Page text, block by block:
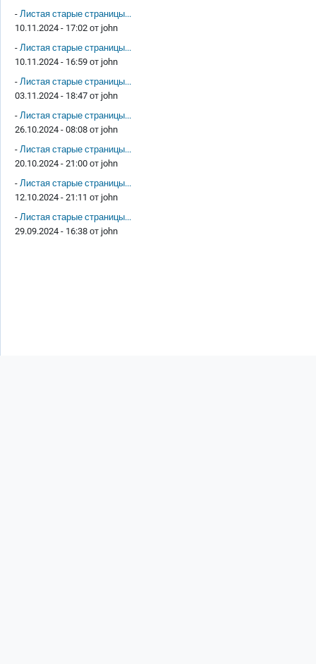
- Листая старые страницы...
10.11.2024 - 17:02 от john
- Листая старые страницы...
10.11.2024 - 16:59 от john
- Листая старые страницы...
03.11.2024 - 18:47 от john
- Листая старые страницы...
26.10.2024 - 08:08 от john
- Листая старые страницы...
20.10.2024 - 21:00 от john
- Листая старые страницы...
12.10.2024 - 21:11 от john
- Листая старые страницы...
29.09.2024 - 16:38 от john